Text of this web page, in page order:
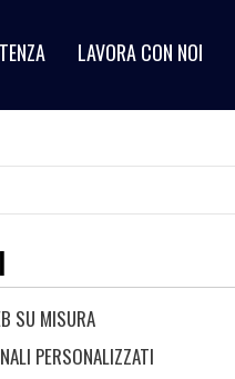
LAVORA CON NOI
SU MISURA
PERSONALIZZATI